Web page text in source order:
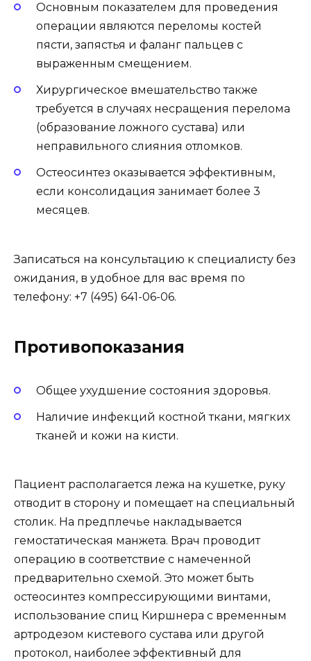
Основным показателем для проведения
операции являются переломы костей
пясти, запястья и фаланг пальцев с
выраженным смещением.
Хирургическое вмешательство также
требуется в случаях несращения перелома
(образование ложного сустава) или
неправильного слияния отломков.
Остеосинтез оказывается эффективным,
если консолидация занимает более 3
месяцев.
Записаться на консультацию к специалисту без
ожидания, в удобное для вас время по
телефону: +7 (495) 641-06-06.
Противопоказания
Общее ухудшение состояния здоровья.
Наличие инфекций костной ткани, мягких
тканей и кожи на кисти.
Пациент располагается лежа на кушетке, руку
отводит в сторону и помещает на специальный
столик. На предплечье накладывается
гемостатическая манжета. Врач проводит
операцию в соответствие с намеченной
предварительно схемой. Это может быть
остеосинтез компрессирующими винтами,
использование спиц Киршнера с временным
артродезом кистевого сустава или другой
протокол, наиболее эффективный для